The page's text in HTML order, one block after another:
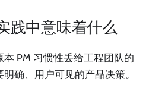
践中意味着什么
PM 习惯性丢给工程团队的
确、用户可见的产品决策。